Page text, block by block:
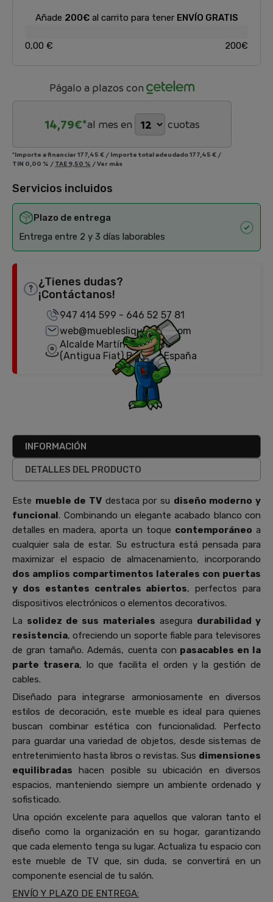
Añade 200€al carrito para tener ENVÍO GRATIS
0,00 € 200€
Págalo a plazos con
14,79€*al mes en cuotas
*Importe a financiar177,45 € / Importe total adeudado177,45 € /
TIN 0,00 % / TAE 9,50 % /Ver más
Servicios incluidos
Plazo de entrega
Entrega entre 2 y 3 días laborables
¿Tienes dudas?
¡Contáctanos!
947 414 599 - 646 52 57 81
web@mueblesliquidator.com
Alcalde Martín Cobos, 18
(Antigua Fiat) Burgos, España
INFORMACIÓN
DETALLES DEL PRODUCTO
Este mueble de TV destaca por su diseño moderno y
funcional. Combinando un elegante acabado blanco con
detalles en madera, aporta un toque contemporáneo a
cualquier sala de estar. Su estructura está pensada para
maximizar el espacio de almacenamiento, incorporando
dos amplios compartimentos laterales con puertas
y dos estantes centrales abiertos, perfectos para
dispositivos electrónicos o elementos decorativos.
La solidez de sus materiales asegura durabilidad y
resistencia, ofreciendo un soporte fiable para televisores
de gran tamaño. Además, cuenta con pasacables en la
parte trasera, lo que facilita el orden y la gestión de
cables.
Diseñado para integrarse armoniosamente en diversos
estilos de decoración, este mueble es ideal para quienes
buscan combinar estética con funcionalidad. Perfecto
para guardar una variedad de objetos, desde sistemas de
entretenimiento hasta libros o revistas. Sus dimensiones
equilibradas hacen posible su ubicación en diversos
espacios, manteniendo siempre un ambiente ordenado y
sofisticado.
Una opción excelente para aquellos que valoran tanto el
diseño como la organización en su hogar, garantizando
que cada elemento tenga su lugar. Actualiza tu espacio con
este mueble de TV que, sin duda, se convertirá en un
componente esencial de tu salón.
ENVÍO Y PLAZO DE ENTREGA: